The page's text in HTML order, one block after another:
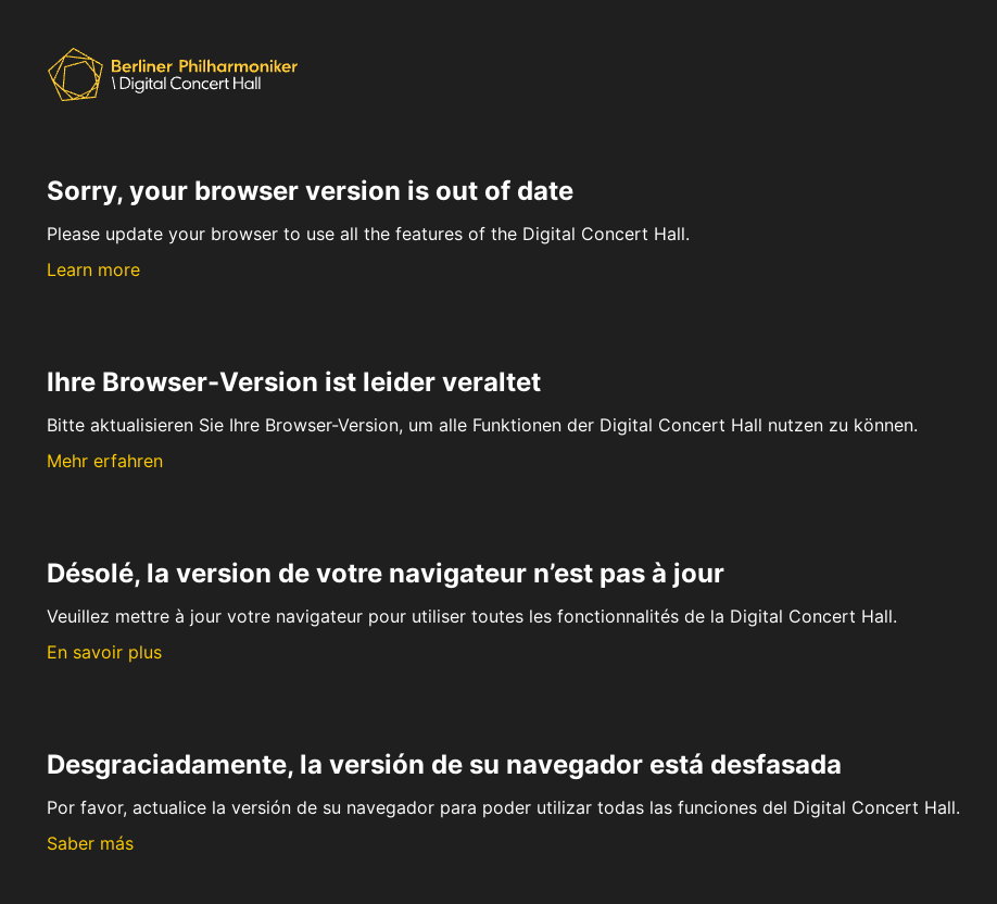
Sorry, your browser version is out of date
Please update your browser to use all the features of the Digital Concert Hall.
Learn more
Ihre Browser-Version ist leider veraltet
Bitte aktualisieren Sie Ihre Browser-Version, um alle Funktionen der Digital Concert Hall nutzen zu können.
Mehr erfahren
Désolé, la version de votre navigateur n’est pas à jour
Veuillez mettre à jour votre navigateur pour utiliser toutes les fonctionnalités de la Digital Concert Hall.
En savoir plus
Desgraciadamente, la versión de su navegador está desfasada
Por favor, actualice la versión de su navegador para poder utilizar todas las funciones del Digital Concert Hall.
Saber más